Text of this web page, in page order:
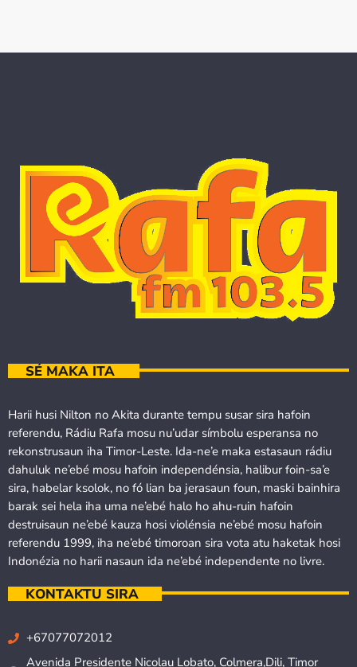
SÉ MAKA ITA
Harii husi Nilton no Akita durante tempu susar sira hafoin
referendu, Rádiu Rafa mosu nu’udar símbolu esperansa no
rekonstrusaun iha Timor-Leste. Ida-ne’e maka estasaun rádiu
dahuluk ne’ebé mosu hafoin independénsia, halibur foin-sa’e
sira, habelar ksolok, no fó lian ba jerasaun foun, maski bainhira
barak sei hela iha uma ne’ebé halo ho ahu-ruin hafoin
destruisaun ne’ebé kauza hosi violénsia ne’ebé mosu hafoin
referendu 1999, iha ne’ebé timoroan sira vota atu haketak hosi
Indonézia no harii nasaun ida ne’ebé independente no livre.
KONTAKTU SIRA
+67077072012
Avenida Presidente Nicolau Lobato, Colmera,Dili, Timor